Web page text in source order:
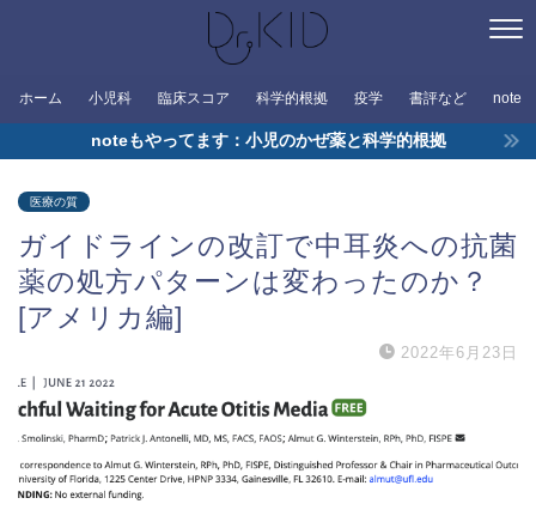
ホーム 小児科 臨床スコア 科学的根拠 疫学 書評など note
noteもやってます：小児のかぜ薬と科学的根拠
医療の質
ガイドラインの改訂で中耳炎への抗菌
薬の処方パターンは変わったのか？
[アメリカ編]
2022年6月23日